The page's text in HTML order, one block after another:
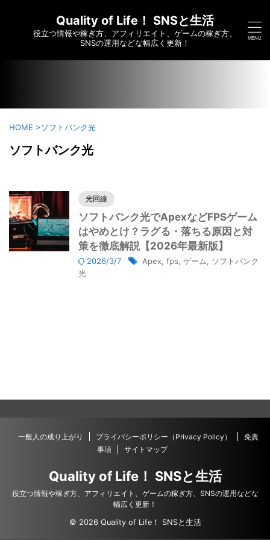
yumei.com/wp-content/themes/affinger/functions.php on
7910
Quality of Life！ SNSと生活
役立つ情報や稼ぎ方、アフィリエイト、ゲームの稼ぎ方、
SNSの運用などな幅広く更新！
HOME >ソフトバンク光
ソフトバンク光
光回線
ソフトバンク光でApexなどFPSゲーム
はやめとけ？ラグる・落ちる原因と対
策を徹底解説【2026年最新版】
2026/3/7 Apex, fps, ゲーム, ソフトバンク
光
一般人の成り上がり プライバシーポリシー（Privacy Policy）
免責
事項
サイトマップ
Quality of Life！ SNSと生活
役立つ情報や稼ぎ方、アフィリエイト、ゲームの稼ぎ方、SNSの運用などな
幅広く更新！
© 2026 Quality of Life！ SNSと生活